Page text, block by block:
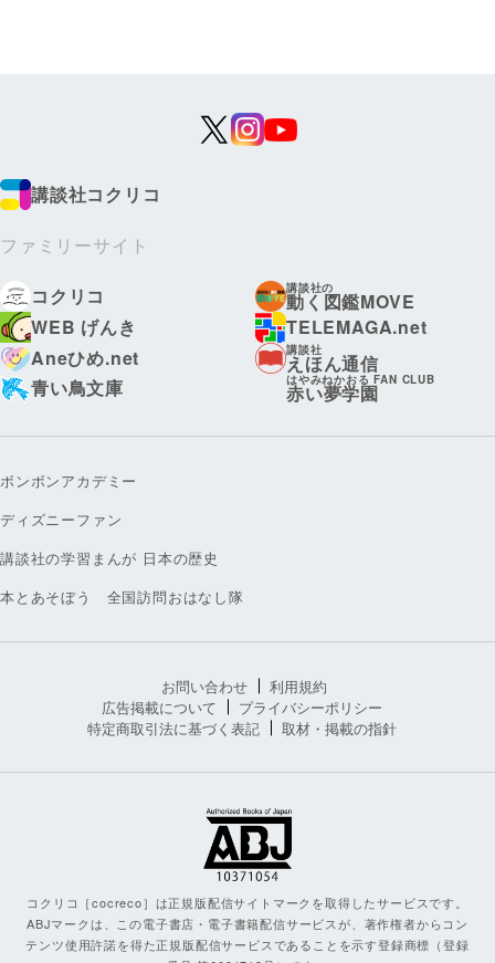
講談社コクリコ
ファミリーサイト
コクリコ
講談社の
動く図鑑MOVE
WEB げんき
TELEMAGA.net
Aneひめ.net
講談社
えほん通信
青い鳥文庫
はやみねかおる FAN CLUB
赤い夢学園
ボンボンアカデミー
ディズニーファン
講談社の学習まんが 日本の歴史
本とあそぼう 全国訪問おはなし隊
お問い合わせ
利用規約
広告掲載について
プライバシーポリシー
特定商取引法に基づく表記
取材・掲載の指針
コクリコ［cocreco］は正規版配信サイトマークを取得したサービスです。
ABJマークは、この電子書店・電子書籍配信サービスが、著作権者からコン
テンツ使用許諾を得た正規版配信サービスであることを示す登録商標（登録